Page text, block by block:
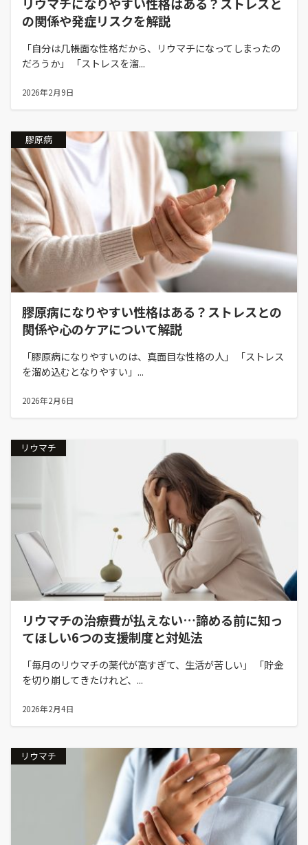
の関係や発症リスクを解説
「自分は几帳面な性格だから、リウマチになってしまったの
だろうか」 「ストレスを溜...
2026年2月9日
膠原病
膠原病になりやすい性格はある？ストレスとの
関係や心のケアについて解説
「膠原病になりやすいのは、真面目な性格の人」 「ストレス
を溜め込むとなりやすい」...
2026年2月6日
リウマチ
リウマチの治療費が払えない…諦める前に知っ
てほしい6つの支援制度と対処法
「毎月のリウマチの薬代が高すぎて、生活が苦しい」 「貯金
を切り崩してきたけれど、...
2026年2月4日
リウマチ